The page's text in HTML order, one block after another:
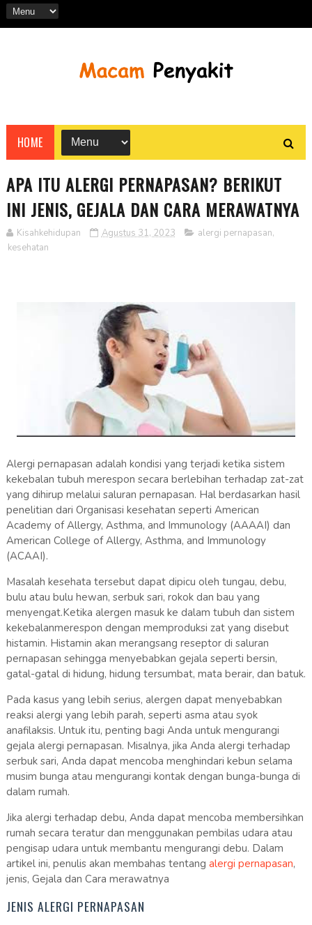
HOME
APA ITU ALERGI PERNAPASAN? BERIKUT
INI JENIS, GEJALA DAN CARA MERAWATNYA
Kisahkehidupan Agustus 31, 2023 alergi pernapasan,
kesehatan
Alergi pernapasan adalah kondisi yang terjadi ketika sistem
kekebalan tubuh merespon secara berlebihan terhadap zat-zat
yang dihirup melalui saluran pernapasan. Hal berdasarkan hasil
penelitian dari Organisasi kesehatan seperti American
Academy of Allergy, Asthma, and Immunology (AAAAI) dan
American College of Allergy, Asthma, and Immunology
(ACAAI).
Masalah kesehata tersebut dapat dipicu oleh tungau, debu,
bulu atau bulu hewan, serbuk sari, rokok dan bau yang
menyengat.Ketika alergen masuk ke dalam tubuh dan sistem
kekebalanmerespon dengan memproduksi zat yang disebut
histamin. Histamin akan merangsang reseptor di saluran
pernapasan sehingga menyebabkan gejala seperti bersin,
gatal-gatal di hidung, hidung tersumbat, mata berair, dan batuk.
Pada kasus yang lebih serius, alergen dapat menyebabkan
reaksi alergi yang lebih parah, seperti asma atau syok
anafilaksis. Untuk itu, penting bagi Anda untuk mengurangi
gejala alergi pernapasan. Misalnya, jika Anda alergi terhadap
serbuk sari, Anda dapat mencoba menghindari kebun selama
musim bunga atau mengurangi kontak dengan bunga-bunga di
dalam rumah.
Jika alergi terhadap debu, Anda dapat mencoba membersihkan
rumah secara teratur dan menggunakan pembilas udara atau
pengisap udara untuk membantu mengurangi debu. Dalam
artikel ini, penulis akan membahas tentang alergi pernapasan,
jenis, Gejala dan Cara merawatnya
JENIS ALERGI PERNAPASAN